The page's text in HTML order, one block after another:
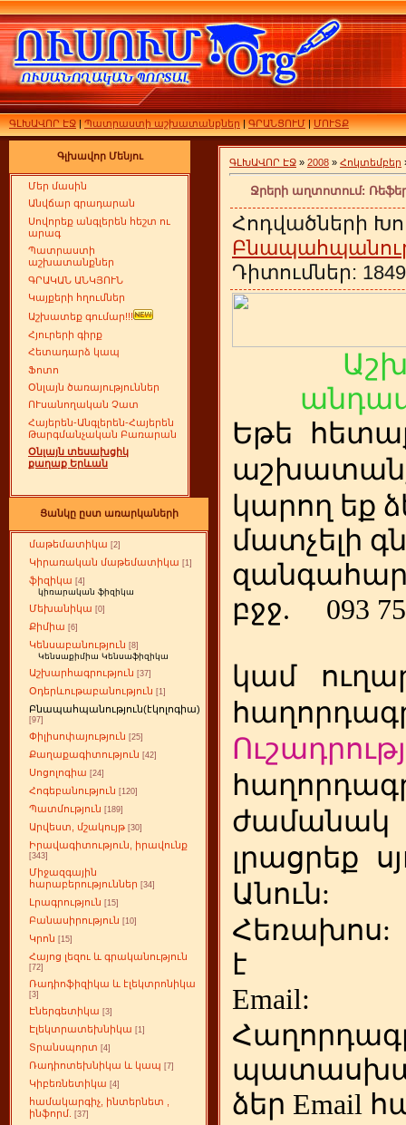
ԳԼԽԱՎՈՐ ԷՋ|Պատրաստի աշխատանքներ|ԳՐԱՆՑՈՒՄ|ՄՈՒՏՔ
Գլխավոր Մենյու
Մեր մասին
Անվճար գրադարան
Սովորեք անգլերեն հեշտ ու
արագ
Պատրաստի
աշխատանքներ
ԳՐԱԿԱՆ ԱՆԿՅՈՒՆ
Կայքերի հղումներ
Աշխատեք գումար!!!
Հյուրերի գիրք
Հետադարձ կապ
Ֆոտո
Օնլայն ծառայություններ
ՈՒսանողական Չատ
Հայերեն-Անգլերեն-Հայերեն
Թարգմանչական Բառարան
Օնլայն տեսախցիկ
քաղաք Երևան
Ցանկը ըստ առարկաների
մաթեմատիկա [2]
Կիրառական մաթեմատիկա [1]
ֆիզիկա [4]
կիռարական ֆիզիկա
Մեխանիկա [0]
Քիմիա [6]
Կենսաբանություն [8]
Կենսաքիմիա Կենսաֆիզիկա
Աշխարհագրություն [37]
Օդերևութաբանություն [1]
Բնապահպանություն(էկոլոգիա)
[97]
Փիլիսոփայություն [25]
Քաղաքագիտություն [42]
Սոցոլոգիա [24]
Հոգեբանություն [120]
Պատմություն [189]
Արվեստ, մշակույթ [30]
Իրավագիտություն, իրավունք
[343]
Միջազգային
հարաբերություններ [34]
Լրագրություն [15]
Բանասիրություն [10]
Կրոն [15]
Հայոց լեզու և գրականություն
[72]
Ռադիոֆիզիկա և էլեկտրոնիկա
[3]
Էներգետիկա [3]
Էլեկտրատեխնիկա [1]
Տրանսպորտ [4]
Ռադիոտեխնիկա և կապ [7]
Կիբեռնետիկա [4]
համակարգիչ, ինտերնետ ,
ինֆորմ.
[37]
ԳԼԽԱՎՈՐ ԷՋ » 2008 » Հոկտեմբեր
Ջրերի աղտոտում:
Հոդվածների
Դիտումներ:
Եթե հ
կարող եք
մատչելի
բջջ.
093
կամ
ժամանակ
լրացրեք
Անուն:
Հեռախոս
է
ձեր Email